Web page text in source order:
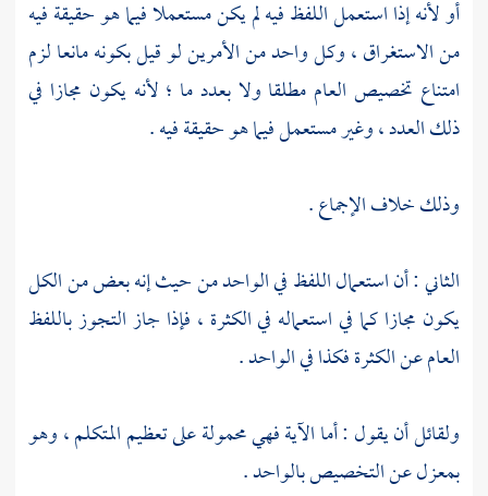
أو لأنه إذا استعمل اللفظ فيه لم يكن مستعملا فيما هو حقيقة فيه
من الاستغراق ، وكل واحد من الأمرين لو قيل بكونه مانعا لزم
امتناع تخصيص العام مطلقا ولا بعدد ما ؛ لأنه يكون مجازا في
ذلك العدد ، وغير مستعمل فيما هو حقيقة فيه .
وذلك خلاف الإجماع .
الثاني : أن استعمال اللفظ في الواحد من حيث إنه بعض من الكل
يكون مجازا كما في استعماله في الكثرة ، فإذا جاز التجوز باللفظ
العام عن الكثرة فكذا في الواحد .
ولقائل أن يقول : أما الآية فهي محمولة على تعظيم المتكلم ، وهو
بمعزل عن التخصيص بالواحد .